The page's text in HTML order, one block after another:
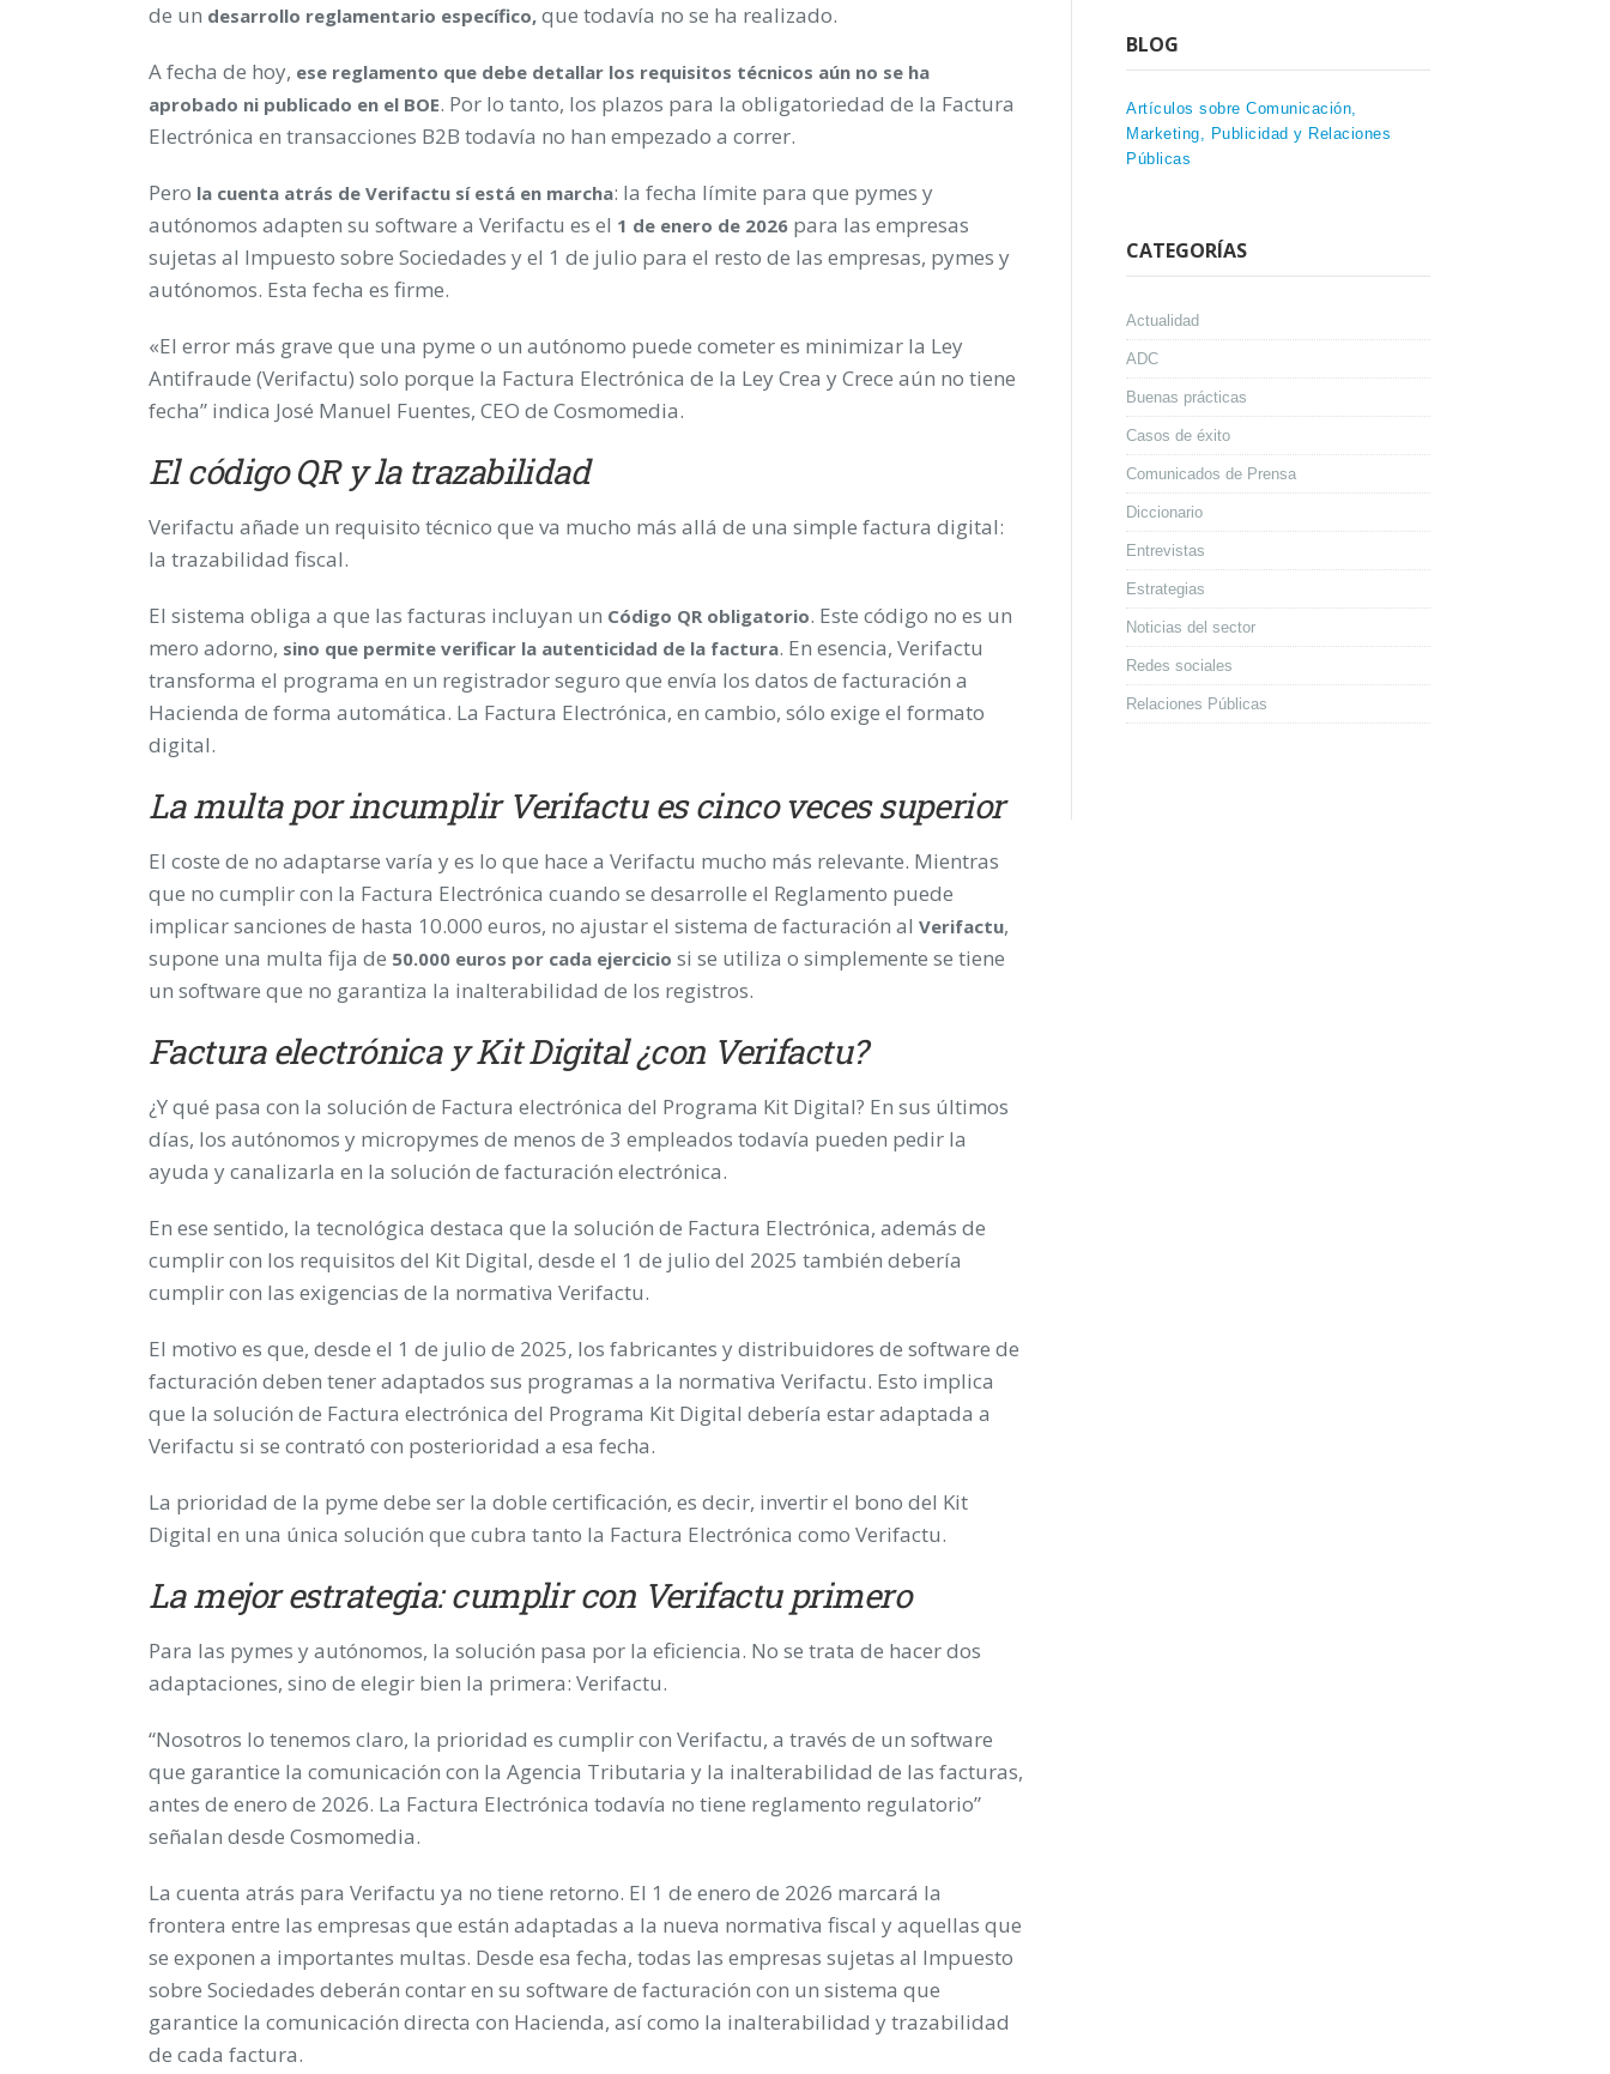
de un desarrollo reglamentario específico, que todavía no se ha realizado.
A fecha de hoy, ese reglamento que debe detallar los requisitos técnicos aún no se ha
aprobado ni publicado en el BOE. Por lo tanto, los plazos para la obligatoriedad de la Factura
Electrónica en transacciones B2B todavía no han empezado a correr.
Pero la cuenta atrás de Verifactu sí está en marcha: la fecha límite para que pymes y
autónomos adapten su software a Verifactu es el 1 de enero de 2026 para las empresas
sujetas al Impuesto sobre Sociedades y el 1 de julio para el resto de las empresas, pymes y
autónomos. Esta fecha es firme.
«El error más grave que una pyme o un autónomo puede cometer es minimizar la Ley
Antifraude (Verifactu) solo porque la Factura Electrónica de la Ley Crea y Crece aún no tiene
fecha” indica José Manuel Fuentes, CEO de Cosmomedia.
El código QR y la trazabilidad
Verifactu añade un requisito técnico que va mucho más allá de una simple factura digital:
la trazabilidad fiscal.
El sistema obliga a que las facturas incluyan un Código QR obligatorio. Este código no es un
mero adorno, sino que permite verificar la autenticidad de la factura. En esencia, Verifactu
transforma el programa en un registrador seguro que envía los datos de facturación a
Hacienda de forma automática. La Factura Electrónica, en cambio, sólo exige el formato
digital.
La multa por incumplir Verifactu es cinco veces superior
El coste de no adaptarse varía y es lo que hace a Verifactu mucho más relevante. Mientras
que no cumplir con la Factura Electrónica cuando se desarrolle el Reglamento puede
implicar sanciones de hasta 10.000 euros, no ajustar el sistema de facturación al Verifactu,
supone una multa fija de 50.000 euros por cada ejercicio si se utiliza o simplemente se tiene
un software que no garantiza la inalterabilidad de los registros.
Factura electrónica y Kit Digital ¿con Verifactu?
¿Y qué pasa con la solución de Factura electrónica del Programa Kit Digital? En sus últimos
días, los autónomos y micropymes de menos de 3 empleados todavía pueden pedir la
ayuda y canalizarla en la solución de facturación electrónica.
En ese sentido, la tecnológica destaca que la solución de Factura Electrónica, además de
cumplir con los requisitos del Kit Digital, desde el 1 de julio del 2025 también debería
cumplir con las exigencias de la normativa Verifactu.
El motivo es que, desde el 1 de julio de 2025, los fabricantes y distribuidores de software de
facturación deben tener adaptados sus programas a la normativa Verifactu. Esto implica
que la solución de Factura electrónica del Programa Kit Digital debería estar adaptada a
Verifactu si se contrató con posterioridad a esa fecha.
La prioridad de la pyme debe ser la doble certificación, es decir, invertir el bono del Kit
Digital en una única solución que cubra tanto la Factura Electrónica como Verifactu.
La mejor estrategia: cumplir con Verifactu primero
Para las pymes y autónomos, la solución pasa por la eficiencia. No se trata de hacer dos
adaptaciones, sino de elegir bien la primera: Verifactu.
“Nosotros lo tenemos claro, la prioridad es cumplir con Verifactu, a través de un software
que garantice la comunicación con la Agencia Tributaria y la inalterabilidad de las facturas,
antes de enero de 2026. La Factura Electrónica todavía no tiene reglamento regulatorio”
señalan desde Cosmomedia.
La cuenta atrás para Verifactu ya no tiene retorno. El 1 de enero de 2026 marcará la
frontera entre las empresas que están adaptadas a la nueva normativa fiscal y aquellas que
se exponen a importantes multas. Desde esa fecha, todas las empresas sujetas al Impuesto
sobre Sociedades deberán contar en su software de facturación con un sistema que
garantice la comunicación directa con Hacienda, así como la inalterabilidad y trazabilidad
de cada factura.
BLOG
Artículos sobre Comunicación,
Marketing, Publicidad y Relaciones
Públicas
CATEGORÍAS
Actualidad
ADC
Buenas prácticas
Casos de éxito
Comunicados de Prensa
Diccionario
Entrevistas
Estrategias
Noticias del sector
Redes sociales
Relaciones Públicas